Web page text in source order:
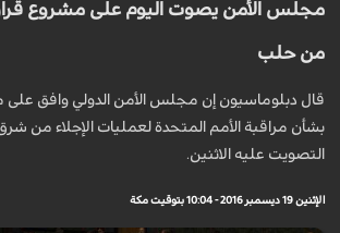
مجلس الأمن يصوت اليوم على مشروع قرار
من حلب
قال دبلوماسيون إن مجلس الأمن الدولي وافق على
بشأن مراقبة الأمم المتحدة لعمليات الإجلاء من
التصويت عليه الاثنين.
الإثنين 19 ديسمبر 2016 - 10:04 بتوقيت مكة